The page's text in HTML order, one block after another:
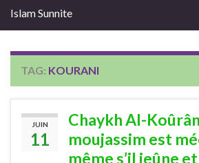
Islam Sunnite
TAG: KOURANI
JUIN
11
Chaykh Al-
moujassim est
même s’il jeûne